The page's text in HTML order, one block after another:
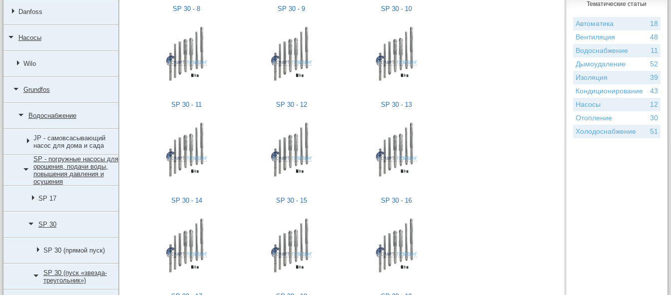
Danfoss
Насосы
Wilo
Grundfos
Водоснабжение
JP - самовсасывающий
насос для дома и сада
SP - погружные насосы для
орошения, подачи воды,
повышения давления и
осушения
SP 17
SP 30
SP 30 (прямой пуск)
SP 30 (пуск «звезда-
треугольник»)
SP 30 - 8 SP 30 - 9 SP 30 - 10
SP 30 - 11 SP 30 - 12 SP 30 - 13
SP 30 - 14 SP 30 - 15 SP 30 - 16
Тематические статьи
Автоматика
18
Вентиляция
48
Водоснабжение
11
Дымоудаление
52
Изоляция
39
Кондиционирование
43
Насосы
12
Отопление
30
Холодоснабжение
51